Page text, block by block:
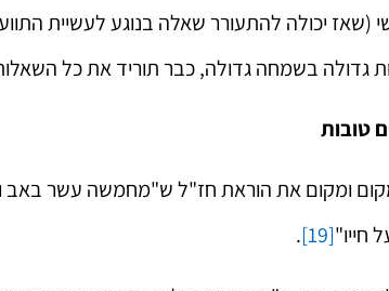
יכולה להתעורר שאלה בנוגע לעשיית
גדולה בשמחה גדולה, כבר תוריד את כל
טובות
מקום ומקום את הוראת חז"ל ש"מחמשה עשר באב
חייו"[19]
.